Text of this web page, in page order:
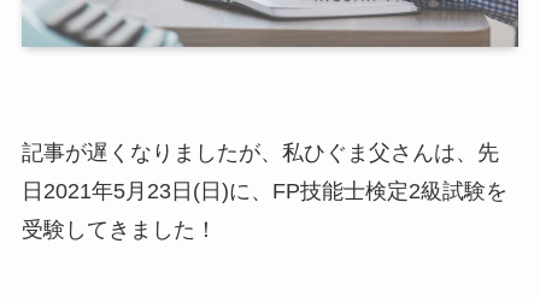
記事が遅くなりましたが、私ひぐま父さんは、先
日2021年5月23日(日)に、FP技能士検定2級試験を
受験してきました！